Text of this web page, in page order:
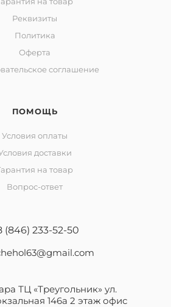
Реквизиты
Политика
Оферта
соглашение
ПОМОЩЬ
Условия оплаты
доставки
на товар
Вопрос-ответ
(846) 233-52-50
ТЦ «Треугольник» ул.
146а 2 этаж офис